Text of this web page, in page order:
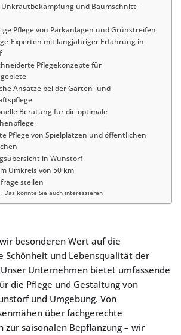
Unkrautbekämpfung und Baumschnitt-
Pflege von Parkanlagen und Grünstreifen
Experten mit langjähriger Erfahrung in
Pflegekonzepte für
Ansätze bei der Garten- und
Beratung für die optimale
Pflege von Spielplätzen und öffentlichen
in Wunstorf
Umkreis von 50 km
stellen
Das könnte Sie auch interessieren
besonderen Wert auf die
Schönheit und Lebensqualität der
Unternehmen bietet umfassende
die Pflege und Gestaltung von
und Umgebung. Von
über fachgerechte
zur saisonalen Bepflanzung – wir